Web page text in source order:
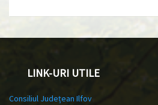
LINK-URI UTILE
Consiliul Județean Ilfov